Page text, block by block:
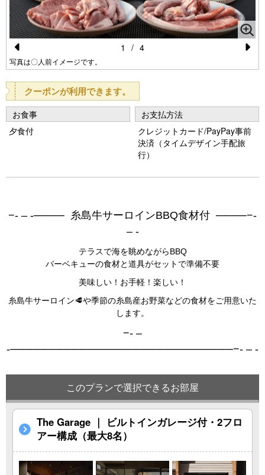
Pr
e
vi
o
u
写真は〇人前イメージです。
1 / 4
クーポンが利用できます。
お食事
夕食付
お支払方法
クレジットカード/PayPay事前
決済（タイムデザイン手配旅
行）
−- – -──── 糸島牛サーロインBBQ食材付 ────−-
– -
テラスで海を眺めながらBBQ
バーベキューの食材と道具がセットで準備不要
美味しい！お手軽！楽しい！
糸島牛サーロイン🥩や季節の糸島産お野菜などの食材をご用意いた
します。
−- –
-─────────────────────────────−- – -
このプランで選択できるお部屋
The Garage ｜ ビルトインガレージ付・2フロ
アー構成（最大8名）